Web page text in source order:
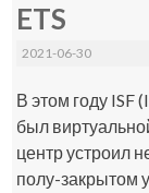
ETS
2021-06-30
В этом году ISF
был
центр устроил
полу-закрытом